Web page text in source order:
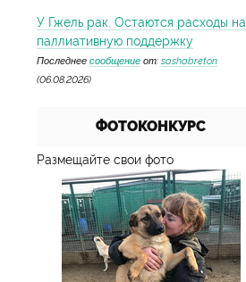
У Гжель рак. Остаются расходы на
паллиативную поддержку
Последнее сообщение от: sashabreton
(06.08.2026)
ФОТОКОНКУРС
Размещайте свои фото